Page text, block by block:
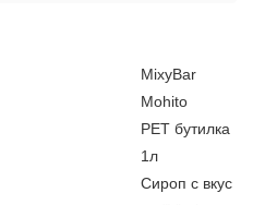
MixyBar
Mоhito
PET бутилка
1л
Сироп с вкус